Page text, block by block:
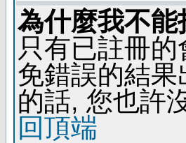
為什麼我不能
只有已註冊
免錯誤的結
的話, 您也許
回頂端